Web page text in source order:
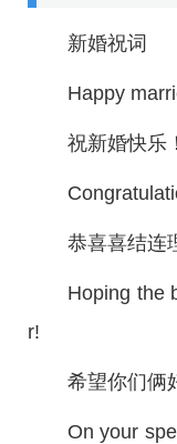
新婚祝词
Happy
祝新婚快乐！
恭喜喜结连
Hoping the
r!
希望你们俩
On your